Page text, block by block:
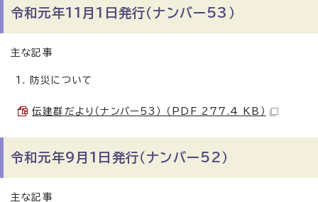
令和元年11月1日発行（ナンバー53）
主な記事
防災について
伝建群だより（ナンバー53） （PDF 277.4 KB）
令和元年9月1日発行（ナンバー52）
主な記事